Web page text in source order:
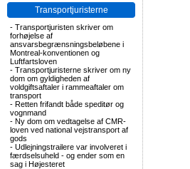
Transportjuristerne
- Transportjuristen skriver om
forhøjelse af
ansvarsbegrænsningsbeløbene i
Montreal-konventionen og
Luftfartsloven
- Transportjuristerne skriver om ny
dom om gyldigheden af
voldgiftsaftaler i rammeaftaler om
transport
- Retten frifandt både speditør og
vognmand
- Ny dom om vedtagelse af CMR-
loven ved national vejstransport af
gods
- Udlejningstrailere var involveret i
færdselsuheld - og ender som en
sag i Højesteret